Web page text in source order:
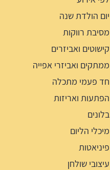
יום הולדת שנה
מסיבת רווקות
קישוטים ואביזרים
ממתקים ואביזרי אפייה
חד פעמי מתכלה
הפתעות ואריזות
בלונים
מיכלי הליום
פיניאטות
עיצובי שולחן